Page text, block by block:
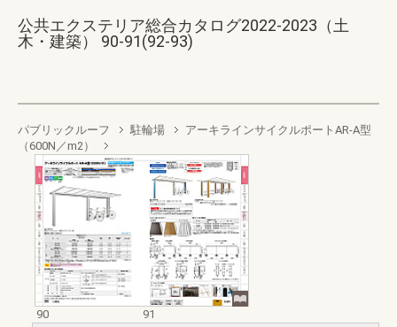
公共エクステリア総合カタログ2022-2023（土
木・建築） 90-91(92-93)
パブリックルーフ 駐輪場
アーキラインサイクルポートAR-A型
（600N／m2）
90
91